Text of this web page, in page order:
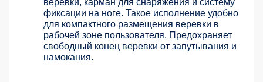
фиксации на ноге. Такое исполнение удобно
для компактного размещения веревки в
рабочей зоне пользователя. Предохраняет
свободный конец веревки от запутывания и
намокания.